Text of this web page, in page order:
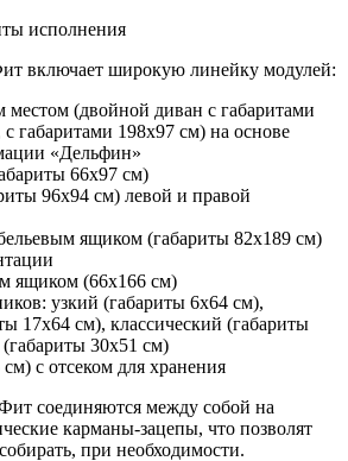
исполнения
включает широкую линейку модулей:
местом (двойной диван с габаритами
габаритами 198х97 см) на основе
«Дельфин»
66х97 см)
96х94 см) левой и правой
ящиком (габариты 82х189 см)
ящиком (66х166 см)
узкий (габариты 6х64 см),
17х64 см), классический (габариты
30х51 см)
с отсеком для хранения
соединяются между собой на
карманы-зацепы, что позволят
при необходимости.